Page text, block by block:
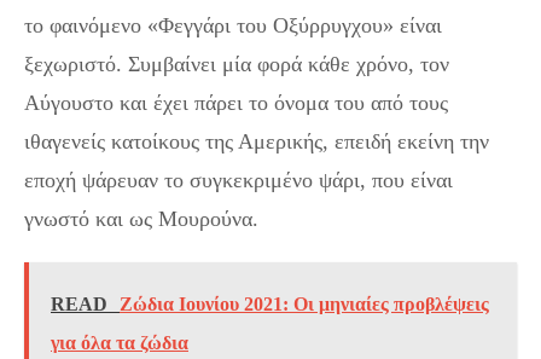
το φαινόμενο «Φεγγάρι του Οξύρρυγχου» είναι
ξεχωριστό. Συμβαίνει μία φορά κάθε χρόνο, τον
Αύγουστο και έχει πάρει το όνομα του από τους
ιθαγενείς κατοίκους της Αμερικής, επειδή εκείνη την
εποχή ψάρευαν το συγκεκριμένο ψάρι, που είναι
γνωστό και ως Μουρούνα.
READ
Ζώδια Ιουνίου 2021: Οι μηνιαίες προβλέψεις
για όλα τα ζώδια